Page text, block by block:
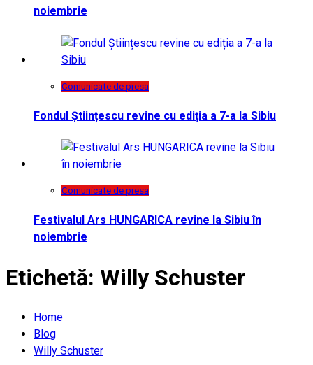
noiembrie
Comunicate de presa
Fondul Științescu revine cu ediția a 7-a la Sibiu
Comunicate de presa
Festivalul Ars HUNGARICA revine la Sibiu în
noiembrie
Etichetă: Willy Schuster
Home
Blog
Willy Schuster